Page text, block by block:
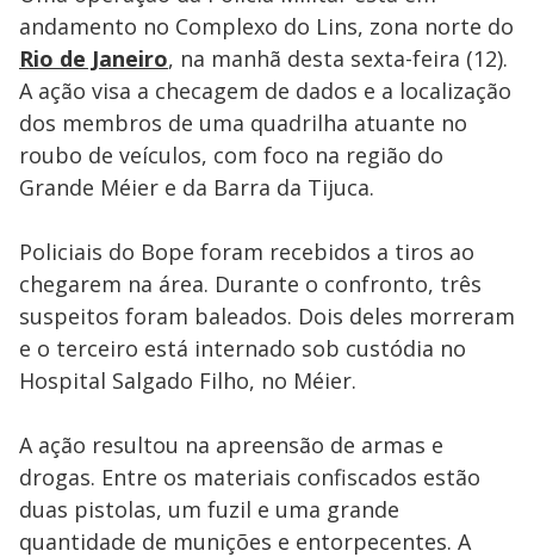
andamento no Complexo do Lins, zona norte do
Rio de Janeiro, na manhã desta sexta-feira (12).
A ação visa a checagem de dados e a localização
dos membros de uma quadrilha atuante no
roubo de veículos, com foco na região do
Grande Méier e da Barra da Tijuca.
Policiais do Bope foram recebidos a tiros ao
chegarem na área. Durante o confronto, três
suspeitos foram baleados. Dois deles morreram
e o terceiro está internado sob custódia no
Hospital Salgado Filho, no Méier.
A ação resultou na apreensão de armas e
drogas. Entre os materiais confiscados estão
duas pistolas, um fuzil e uma grande
quantidade de munições e entorpecentes. A